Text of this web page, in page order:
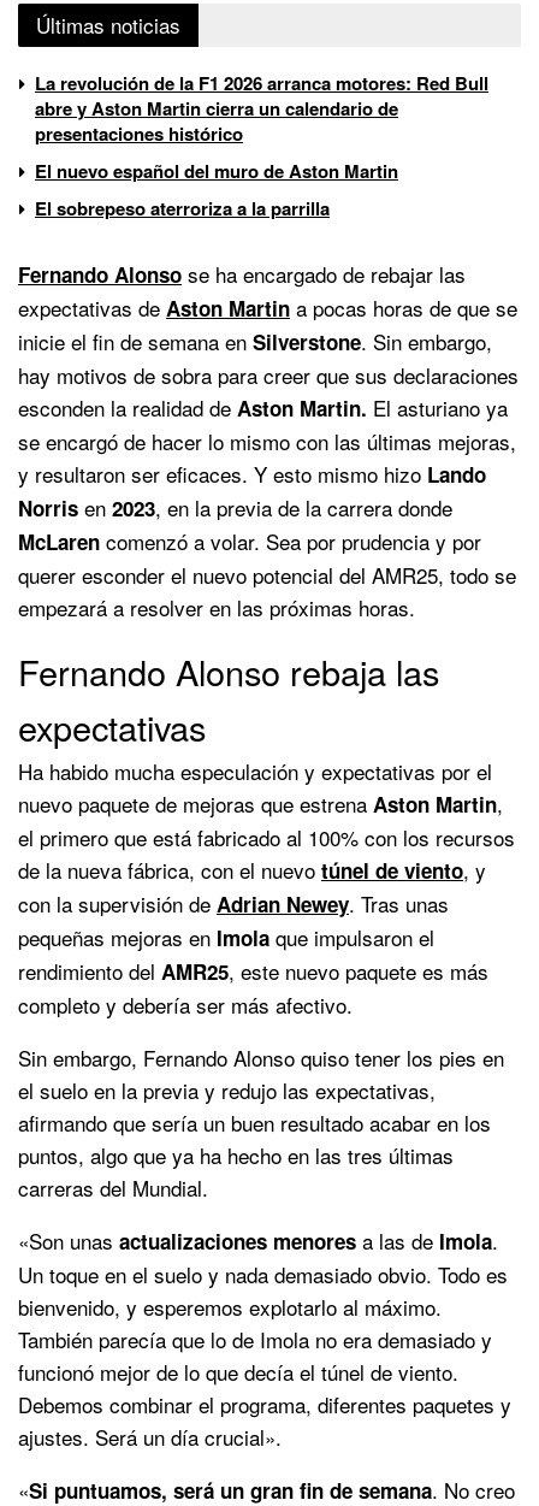
Últimas noticias
La revolución de la F1 2026 arranca motores: Red Bull
abre y Aston Martin cierra un calendario de
presentaciones histórico
El nuevo español del muro de Aston Martin
El sobrepeso aterroriza a la parrilla
Fernando Alonso se ha encargado de rebajar las
expectativas de Aston Martin a pocas horas de que se
inicie el fin de semana en Silverstone. Sin embargo,
hay motivos de sobra para creer que sus declaraciones
esconden la realidad de Aston Martin. El asturiano ya
se encargó de hacer lo mismo con las últimas mejoras,
y resultaron ser eficaces. Y esto mismo hizo Lando
Norris en 2023, en la previa de la carrera donde
McLaren comenzó a volar. Sea por prudencia y por
querer esconder el nuevo potencial del AMR25, todo se
empezará a resolver en las próximas horas.
Fernando Alonso rebaja las
expectativas
Ha habido mucha especulación y expectativas por el
nuevo paquete de mejoras que estrena Aston Martin,
el primero que está fabricado al 100% con los recursos
de la nueva fábrica, con el nuevo túnel de viento, y
con la supervisión de Adrian Newey. Tras unas
pequeñas mejoras en Imola que impulsaron el
rendimiento del AMR25, este nuevo paquete es más
completo y debería ser más afectivo.
Sin embargo, Fernando Alonso quiso tener los pies en
el suelo en la previa y redujo las expectativas,
afirmando que sería un buen resultado acabar en los
puntos, algo que ya ha hecho en las tres últimas
carreras del Mundial.
«Son unas actualizaciones menores a las de Imola.
Un toque en el suelo y nada demasiado obvio. Todo es
bienvenido, y esperemos explotarlo al máximo.
También parecía que lo de Imola no era demasiado y
funcionó mejor de lo que decía el túnel de viento.
Debemos combinar el programa, diferentes paquetes y
ajustes. Será un día crucial».
«Si puntuamos, será un gran fin de semana. No creo